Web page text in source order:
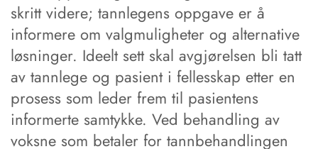
skritt videre; tannlegens oppgave er å
informere om valgmuligheter og alternative
løsninger. Ideelt sett skal avgjørelsen bli tatt
av tannlege og pasient i fellesskap etter en
prosess som leder frem til pasientens
informerte samtykke. Ved behandling av
voksne som betaler for tannbehandlingen